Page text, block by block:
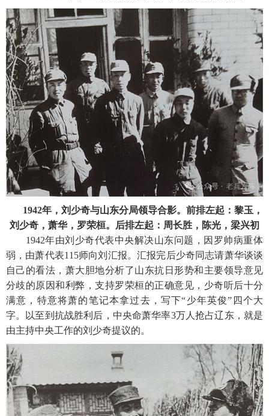
1942年，刘少奇与山东分局领导合影。前排左起：黎玉，
刘少奇，萧华，罗荣桓。后排左起：周长胜，陈光，梁兴初
1942年由刘少奇代表中央解决山东问题，因罗帅病重体
弱，由萧代表115师向刘汇报。汇报完后少奇同志请萧华谈谈
自己的看法，萧大胆地分析了山东抗日形势和主要领导意见
分歧的原因和利弊，支持罗荣桓的正确意见，少奇听后十分
满意，特意将萧的笔记本拿过去，写下“少年英俊”四个大
字。以至到抗战胜利后，中央命萧华率3万人抢占辽东，就是
由主持中央工作的刘少奇提议的。